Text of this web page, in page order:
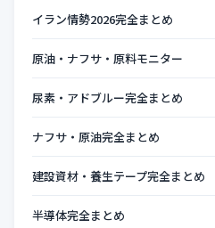
イラン情勢2026完全まとめ
原油・ナフサ・原料モニター
尿素・アドブルー完全まとめ
ナフサ・原油完全まとめ
建設資材・養生テープ完全まとめ
半導体完全まとめ